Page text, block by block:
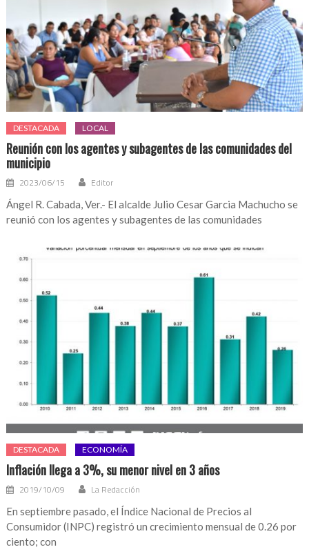
DESTACADA LOCAL
Reunión con los agentes y subagentes de las comunidades del
municipio
2023/06/15 Editor
Ángel R. Cabada, Ver.- El alcalde Julio Cesar Garcia Machucho se
reunió con los agentes y subagentes de las comunidades
DESTACADA ECONOMÍA
Inflación llega a 3%, su menor nivel en 3 años
2019/10/09 La Redacción
En septiembre pasado, el Índice Nacional de Precios al
Consumidor (INPC) registró un crecimiento mensual de 0.26 por
ciento; con